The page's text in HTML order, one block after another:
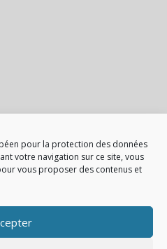
pour la protection des données
votre navigation sur ce site, vous
vous proposer des contenus et
personnelles